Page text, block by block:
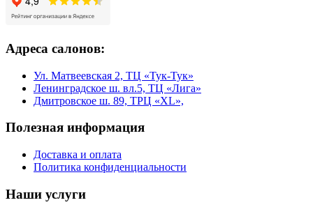
Адреса салонов:
Ул. Матвеевская 2, ТЦ «Тук-Тук»
Ленинградское ш. вл.5, ТЦ «Лига»
Дмитровское ш. 89, ТРЦ «XL»,
Полезная информация
Доставка и оплата
Политика конфиденциальности
Наши услуги